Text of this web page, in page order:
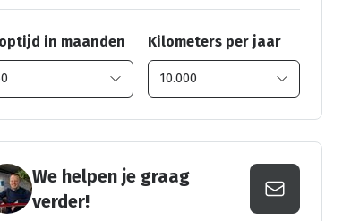
in maanden Kilometers per jaar
We helpen je graag
verder!